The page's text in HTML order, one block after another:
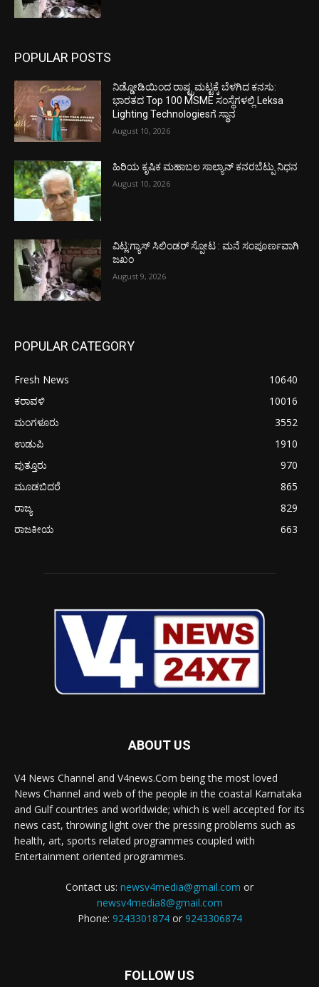
POPULAR POSTS
ನಿಡ್ಡೋಡಿಯಿಂದ ರಾಷ್ಟ್ರಮಟ್ಟಕ್ಕೆ ಬೆಳಗಿದ ಕನಸು:
ಭಾರತದ Top 100 MSME ಸಂಸ್ಥೆಗಳಲ್ಲಿ Leksa
Lighting Technologiesಗೆ ಸ್ಥಾನ
August 10, 2026
ಹಿರಿಯ ಕೃಷಿಕ ಮಹಾಬಲ ಸಾಲ್ಯಾನ್ ಕನರಬೆಟ್ಪು ನಿಧನ
August 10, 2026
ವಿಟ್ಲ:ಗ್ಯಾಸ್ ಸಿಲಿಂಡರ್ ಸ್ಪೋಟ : ಮನೆ ಸಂಪೂರ್ಣವಾಗಿ
ಜಖಂ
August 9, 2026
POPULAR CATEGORY
Fresh News
10640
ಕರಾವಳಿ
10016
ಮಂಗಳೂರು
3552
ಉಡುಪಿ
1910
ಪುತ್ತೂರು
970
ಮೂಡಬಿದರೆ
865
ರಾಜ್ಯ
829
ರಾಜಕೀಯ
663
ABOUT US
V4 News Channel and V4news.Com being the most loved
News Channel and web of the people in the coastal Karnataka
and Gulf countries and worldwide; which is well accepted for its
news cast, throwing light over the pressing problems such as
health, art, sports related programmes coupled with
Entertainment oriented programmes.
Contact us: newsv4media@gmail.com or
newsv4media8@gmail.com
Phone: 9243301874or 9243306874
FOLLOW US